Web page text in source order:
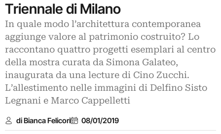
Triennale di Milano
In quale modo l’architettura contemporanea
aggiunge valore al patrimonio costruito? Lo
raccontano quattro progetti esemplari al centro
della mostra curata da Simona Galateo,
inaugurata da una lecture di Cino Zucchi.
L’allestimento nelle immagini di Delfino Sisto
Legnani e Marco Cappelletti
di Bianca Felicori 08/01/2019